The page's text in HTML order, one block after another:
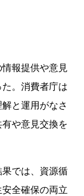
報提供や意見
。消費者庁は
と運用がなさ
や意見交換を
では、資源循
全確保の両立